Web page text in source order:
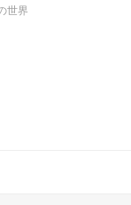
世界